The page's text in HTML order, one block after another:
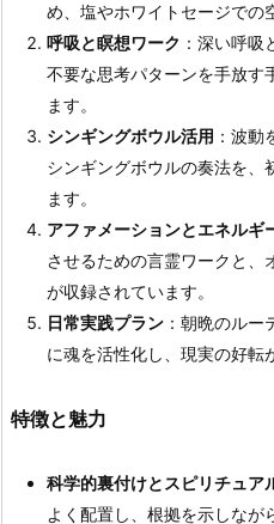
め、塩やホワイトセージでの
呼吸と瞑想ワーク ：深い呼吸
不要な思考パターンを手放す
ます​。
シンギングボウル活用 ：波
シンギングボウルの奏法を、
ます​。
アファメーションとエネルギ
させるための言霊ワークと、
が収録されています​。
日常実践プラン ：朝晩のル
に魂を活性化し、現実の好転
特徴と魅力
科学的裏付けとスピリチュア
よく配置し、根拠を示しなが